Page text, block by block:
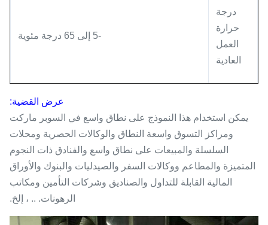
درجة
حرارة
العمل
العادية
-5 إلى 65 درجة مئوية
عرض القضية:
يمكن استخدام هذا النموذج على نطاق واسع في السوبر ماركت
ومراكز التسوق واسعة النطاق والوكالات الحصرية ومحلات
السلسلة والمبيعات على نطاق واسع والفنادق ذات النجوم
المتميزة والمطاعم ووكالات السفر والصيدليات والبنوك والأوراق
المالية القابلة للتداول والصناديق وشركات التأمين ومكاتب
الرهونات. .. ، إلخ.